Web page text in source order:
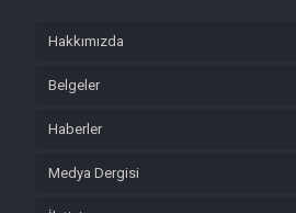
Hakkımızda
Belgeler
Haberler
Medya Dergisi